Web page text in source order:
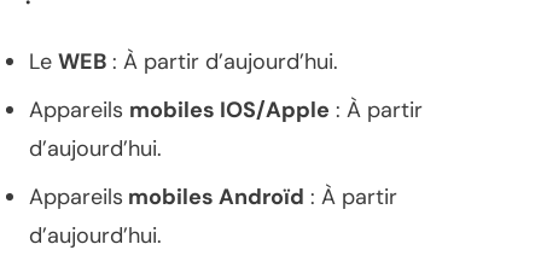
Le WEB : À partir d’aujourd’hui.
Appareils mobiles IOS/Apple : À partir
d’aujourd’hui.
Appareils mobiles Androïd : À partir
d’aujourd’hui.